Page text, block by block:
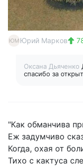
ЮМ Юрий Марков
Оксана Дьяченко
спасибо за
"Как обманчива
Еж задумчиво
Когда, охая от
Тихо с кактуса